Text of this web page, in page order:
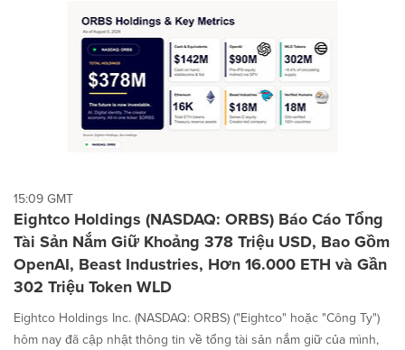
each
option
is
selected.
15:09 GMT
Eightco Holdings (NASDAQ: ORBS) Báo Cáo Tổng
Tài Sản Nắm Giữ Khoảng 378 Triệu USD, Bao Gồm
OpenAI, Beast Industries, Hơn 16.000 ETH và Gần
302 Triệu Token WLD
Eightco Holdings Inc. (NASDAQ: ORBS) ("Eightco" hoặc "Công Ty")
hôm nay đã cập nhật thông tin về tổng tài sản nắm giữ của mình,